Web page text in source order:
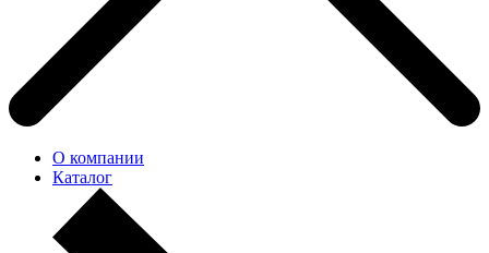
О компании
Каталог